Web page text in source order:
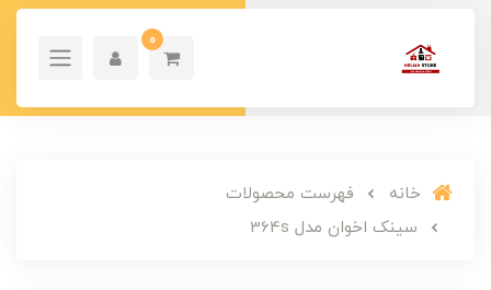
0
خانه
فهرست محصولات
سینک اخوان مدل 364s